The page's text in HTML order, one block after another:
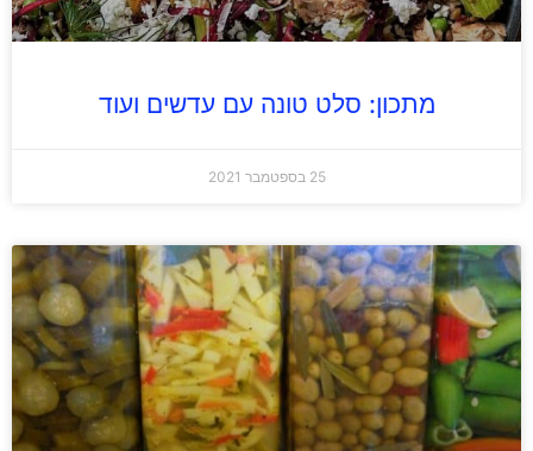
מתכון: סלט טונה עם עדשים ועוד
25 בספטמבר 2021